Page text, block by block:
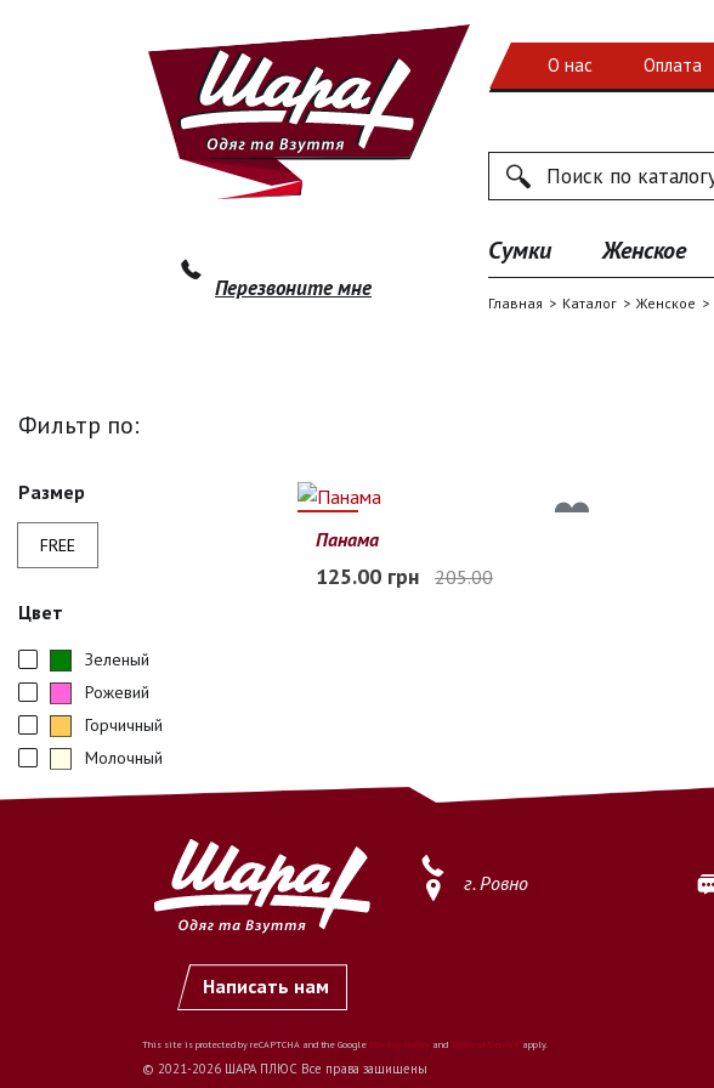
Перезвоните мне
О нас Оплата
Поиск по каталогу
Поиск
Сумки Женское
Главная Каталог Женское
Фильтр по:
Размер
FREE
Цвет
Зеленый
Рожевий
Горчичный
Молочный
39%
Панама
125.00 грн 205.00
В наличии
Написать нам
г. Ровно
This site is protected by reCAPTCHA and the Google Privacy Policy and Terms of Service apply.
© 2021-2026 ШАРА ПЛЮС Все права защищены